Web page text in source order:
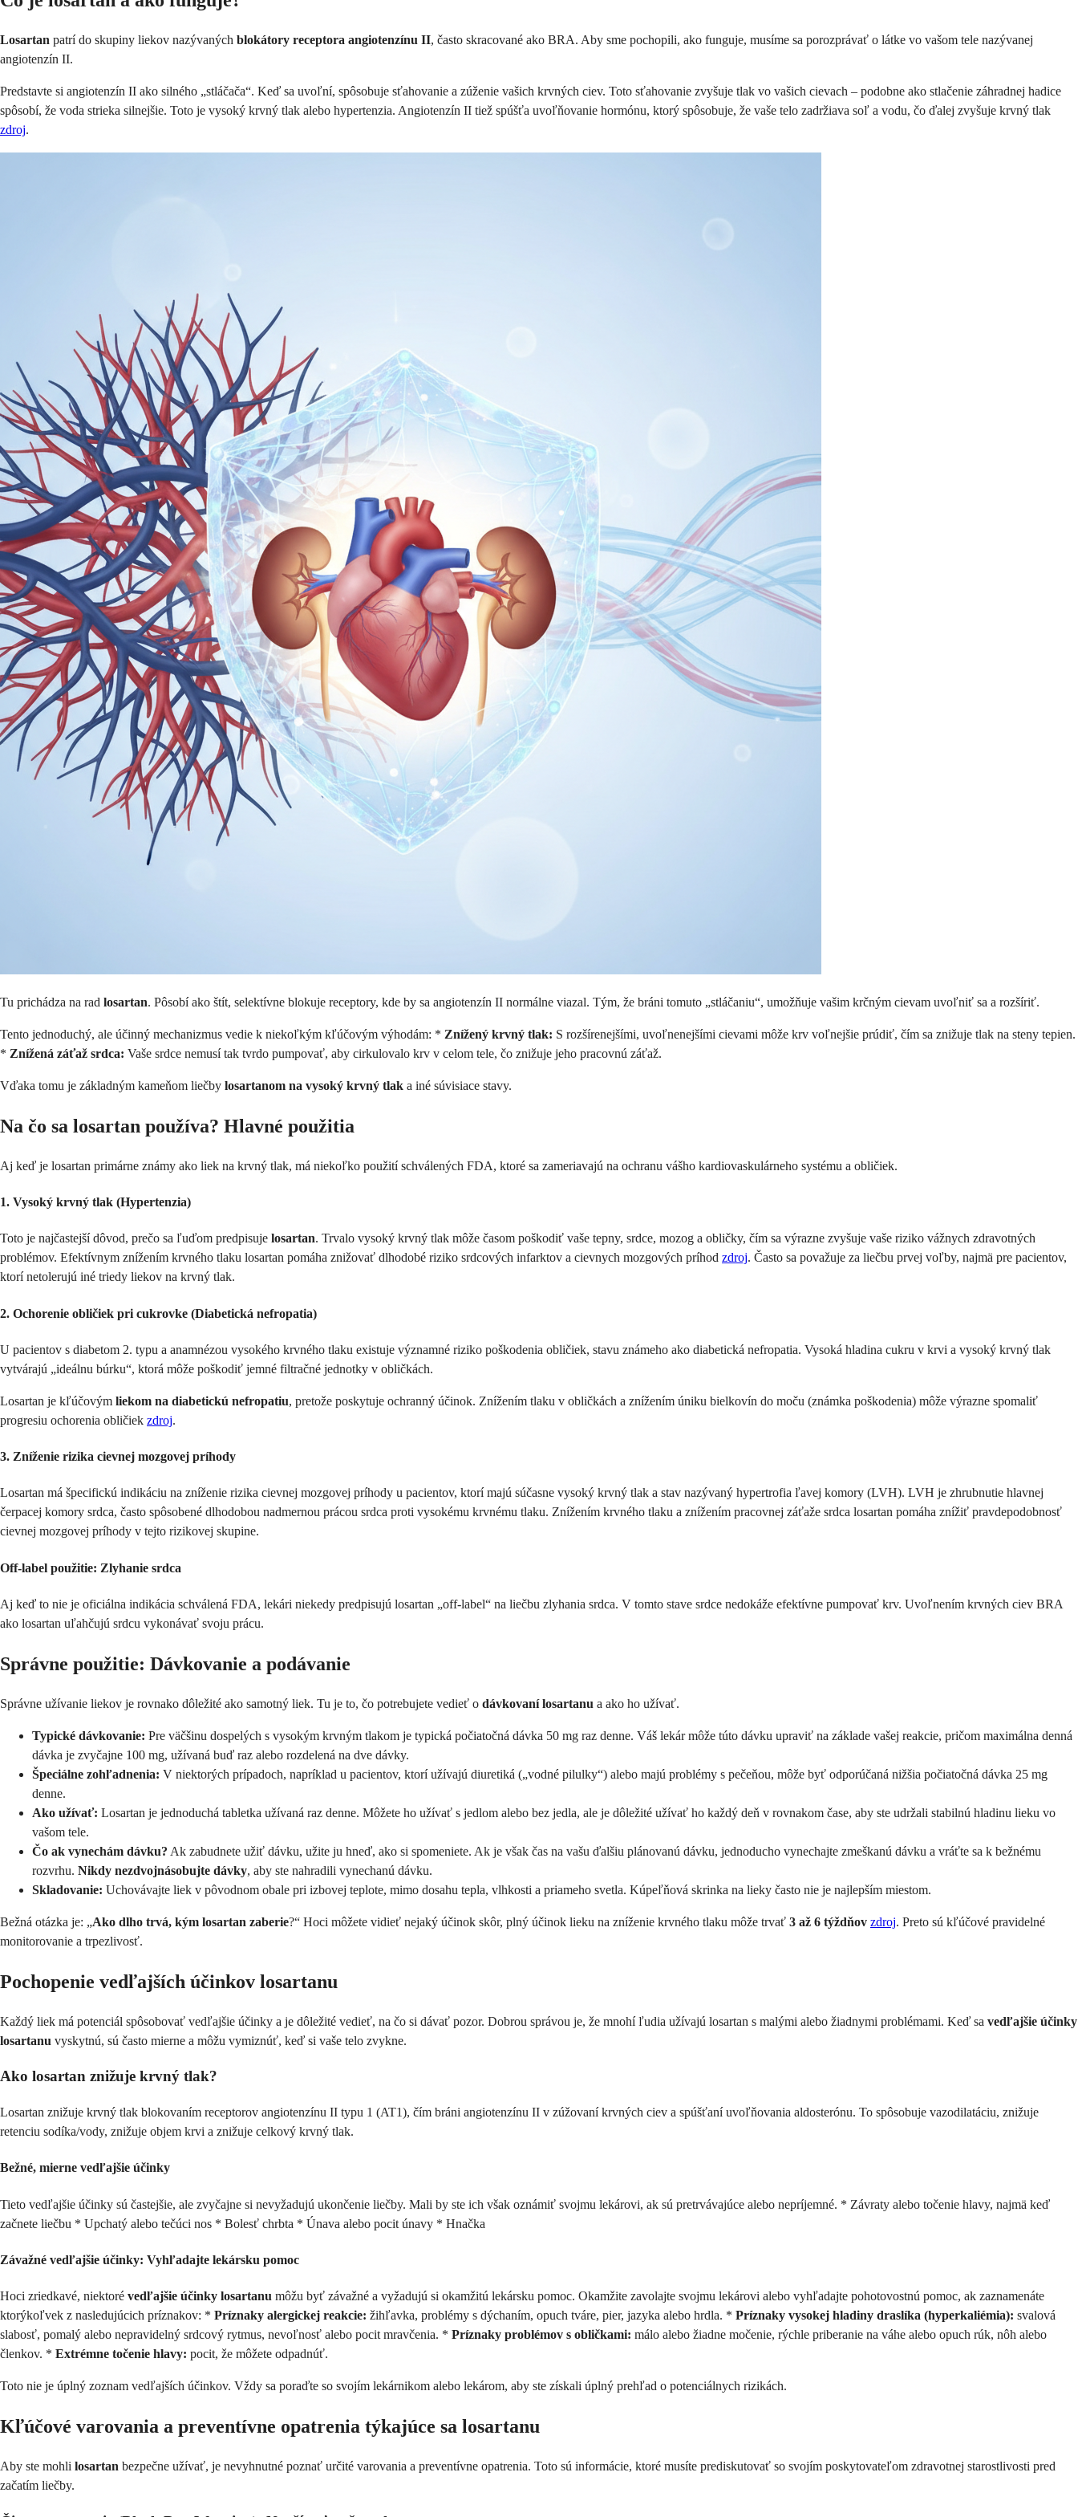
Losartan patrí do skupiny liekov nazývaných blokátory receptora angiotenzínu II, často skracované ako BRA. Aby sme pochopili, ako funguje, musíme sa porozprávať o látke vo vašom tele nazývanej
angiotenzín II.
Predstavte si angiotenzín II ako silného „stláčača“. Keď sa uvoľní, spôsobuje sťahovanie a zúženie vašich krvných ciev. Toto sťahovanie zvyšuje tlak vo vašich cievach – podobne ako stlačenie záhradnej hadice
spôsobí, že voda strieka silnejšie. Toto je vysoký krvný tlak alebo hypertenzia. Angiotenzín II tiež spúšťa uvoľňovanie hormónu, ktorý spôsobuje, že vaše telo zadržiava soľ a vodu, čo ďalej zvyšuje krvný tlak
zdroj.
Tu prichádza na rad losartan. Pôsobí ako štít, selektívne blokuje receptory, kde by sa angiotenzín II normálne viazal. Tým, že bráni tomuto „stláčaniu“, umožňuje vašim krčným cievam uvoľniť sa a rozšíriť.
Tento jednoduchý, ale účinný mechanizmus vedie k niekoľkým kľúčovým výhodám: * Znížený krvný tlak: S rozšírenejšími, uvoľnenejšími cievami môže krv voľnejšie prúdiť, čím sa znižuje tlak na steny tepien.
* Znížená záťaž srdca: Vaše srdce nemusí tak tvrdo pumpovať, aby cirkulovalo krv v celom tele, čo znižuje jeho pracovnú záťaž.
Vďaka tomu je základným kameňom liečby losartanom na vysoký krvný tlak a iné súvisiace stavy.
Na čo sa losartan používa? Hlavné použitia
Aj keď je losartan primárne známy ako liek na krvný tlak, má niekoľko použití schválených FDA, ktoré sa zameriavajú na ochranu vášho kardiovaskulárneho systému a obličiek.
1. Vysoký krvný tlak (Hypertenzia)
Toto je najčastejší dôvod, prečo sa ľuďom predpisuje losartan. Trvalo vysoký krvný tlak môže časom poškodiť vaše tepny, srdce, mozog a obličky, čím sa výrazne zvyšuje vaše riziko vážnych zdravotných
problémov. Efektívnym znížením krvného tlaku losartan pomáha znižovať dlhodobé riziko srdcových infarktov a cievnych mozgových príhod zdroj. Často sa považuje za liečbu prvej voľby, najmä pre pacientov,
ktorí netolerujú iné triedy liekov na krvný tlak.
2. Ochorenie obličiek pri cukrovke (Diabetická nefropatia)
U pacientov s diabetom 2. typu a anamnézou vysokého krvného tlaku existuje významné riziko poškodenia obličiek, stavu známeho ako diabetická nefropatia. Vysoká hladina cukru v krvi a vysoký krvný tlak
vytvárajú „ideálnu búrku“, ktorá môže poškodiť jemné filtračné jednotky v obličkách.
Losartan je kľúčovým liekom na diabetickú nefropatiu, pretože poskytuje ochranný účinok. Znížením tlaku v obličkách a znížením úniku bielkovín do moču (známka poškodenia) môže výrazne spomaliť
progresiu ochorenia obličiek zdroj.
3. Zníženie rizika cievnej mozgovej príhody
Losartan má špecifickú indikáciu na zníženie rizika cievnej mozgovej príhody u pacientov, ktorí majú súčasne vysoký krvný tlak a stav nazývaný hypertrofia ľavej komory (LVH). LVH je zhrubnutie hlavnej
čerpacej komory srdca, často spôsobené dlhodobou nadmernou prácou srdca proti vysokému krvnému tlaku. Znížením krvného tlaku a znížením pracovnej záťaže srdca losartan pomáha znížiť pravdepodobnosť
cievnej mozgovej príhody v tejto rizikovej skupine.
Off-label použitie: Zlyhanie srdca
Aj keď to nie je oficiálna indikácia schválená FDA, lekári niekedy predpisujú losartan „off-label“ na liečbu zlyhania srdca. V tomto stave srdce nedokáže efektívne pumpovať krv. Uvoľnením krvných ciev BRA
ako losartan uľahčujú srdcu vykonávať svoju prácu.
Správne použitie: Dávkovanie a podávanie
Správne užívanie liekov je rovnako dôležité ako samotný liek. Tu je to, čo potrebujete vedieť o dávkovaní losartanu a ako ho užívať.
Typické dávkovanie: Pre väčšinu dospelých s vysokým krvným tlakom je typická počiatočná dávka 50 mg raz denne. Váš lekár môže túto dávku upraviť na základe vašej reakcie, pričom maximálna denná
dávka je zvyčajne 100 mg, užívaná buď raz alebo rozdelená na dve dávky.
Špeciálne zohľadnenia: V niektorých prípadoch, napríklad u pacientov, ktorí užívajú diuretiká („vodné pilulky“) alebo majú problémy s pečeňou, môže byť odporúčaná nižšia počiatočná dávka 25 mg
denne.
Ako užívať: Losartan je jednoduchá tabletka užívaná raz denne. Môžete ho užívať s jedlom alebo bez jedla, ale je dôležité užívať ho každý deň v rovnakom čase, aby ste udržali stabilnú hladinu lieku vo
vašom tele.
Čo ak vynechám dávku? Ak zabudnete užiť dávku, užite ju hneď, ako si spomeniete. Ak je však čas na vašu ďalšiu plánovanú dávku, jednoducho vynechajte zmeškanú dávku a vráťte sa k bežnému
rozvrhu. Nikdy nezdvojnásobujte dávky, aby ste nahradili vynechanú dávku.
Skladovanie: Uchovávajte liek v pôvodnom obale pri izbovej teplote, mimo dosahu tepla, vlhkosti a priameho svetla. Kúpeľňová skrinka na lieky často nie je najlepším miestom.
Bežná otázka je: „Ako dlho trvá, kým losartan zaberie?“ Hoci môžete vidieť nejaký účinok skôr, plný účinok lieku na zníženie krvného tlaku môže trvať 3 až 6 týždňov zdroj. Preto sú kľúčové pravidelné
monitorovanie a trpezlivosť.
Pochopenie vedľajších účinkov losartanu
Každý liek má potenciál spôsobovať vedľajšie účinky a je dôležité vedieť, na čo si dávať pozor. Dobrou správou je, že mnohí ľudia užívajú losartan s malými alebo žiadnymi problémami. Keď sa vedľajšie účinky
losartanu vyskytnú, sú často mierne a môžu vymiznúť, keď si vaše telo zvykne.
Ako losartan znižuje krvný tlak?
Losartan znižuje krvný tlak blokovaním receptorov angiotenzínu II typu 1 (AT1), čím bráni angiotenzínu II v zúžovaní krvných ciev a spúšťaní uvoľňovania aldosterónu. To spôsobuje vazodilatáciu, znižuje
retenciu sodíka/vody, znižuje objem krvi a znižuje celkový krvný tlak.
Bežné, mierne vedľajšie účinky
Tieto vedľajšie účinky sú častejšie, ale zvyčajne si nevyžadujú ukončenie liečby. Mali by ste ich však oznámiť svojmu lekárovi, ak sú pretrvávajúce alebo nepríjemné. * Závraty alebo točenie hlavy, najmä keď
začnete liečbu * Upchatý alebo tečúci nos * Bolesť chrbta * Únava alebo pocit únavy * Hnačka
Závažné vedľajšie účinky: Vyhľadajte lekársku pomoc
Hoci zriedkavé, niektoré vedľajšie účinky losartanu môžu byť závažné a vyžadujú si okamžitú lekársku pomoc. Okamžite zavolajte svojmu lekárovi alebo vyhľadajte pohotovostnú pomoc, ak zaznamenáte
ktorýkoľvek z nasledujúcich príznakov: * Príznaky alergickej reakcie: žihľavka, problémy s dýchaním, opuch tváre, pier, jazyka alebo hrdla. * Príznaky vysokej hladiny draslíka (hyperkaliémia): svalová
slabosť, pomalý alebo nepravidelný srdcový rytmus, nevoľnosť alebo pocit mravčenia. * Príznaky problémov s obličkami: málo alebo žiadne močenie, rýchle priberanie na váhe alebo opuch rúk, nôh alebo
členkov. * Extrémne točenie hlavy: pocit, že môžete odpadnúť.
Toto nie je úplný zoznam vedľajších účinkov. Vždy sa poraďte so svojím lekárnikom alebo lekárom, aby ste získali úplný prehľad o potenciálnych rizikách.
Kľúčové varovania a preventívne opatrenia týkajúce sa losartanu
Aby ste mohli losartan bezpečne užívať, je nevyhnutné poznať určité varovania a preventívne opatrenia. Toto sú informácie, ktoré musíte prediskutovať so svojím poskytovateľom zdravotnej starostlivosti pred
začatím liečby.